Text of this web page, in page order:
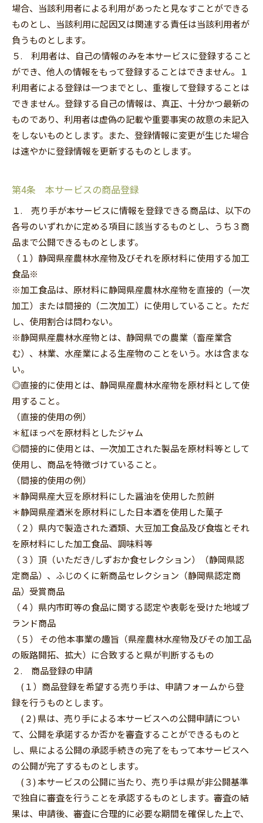
場合、当該利用者による利用があったと見なすことができる
ものとし、当該利用に起因又は関連する責任は当該利用者が
負うものとします。
５. 利用者は、自己の情報のみを本サービスに登録すること
ができ、他人の情報をもって登録することはできません。１
利用者による登録は一つまでとし、重複して登録することは
できません。登録する自己の情報は、真正、十分かつ最新の
ものであり、利用者は虚偽の記載や重要事実の故意の未記入
をしないものとします。また、登録情報に変更が生じた場合
は速やかに登録情報を更新するものとします。
第4条 本サービスの商品登録
１. 売り手が本サービスに情報を登録できる商品は、以下の
各号のいずれかに定める項目に該当するものとし、うち３商
品まで公開できるものとします。
（１）静岡県産農林水産物及びそれを原材料に使用する加工
食品※
※加工食品は、原材料に静岡県産農林水産物を直接的（一次
加工）または間接的（二次加工）に使用していること。ただ
し、使用割合は問わない。
※静岡県産農林水産物とは、静岡県での農業（畜産業含
む）、林業、水産業による生産物のことをいう。水は含まな
い。
◎直接的に使用とは、静岡県産農林水産物を原材料として使
用すること。
（直接的使用の例）
＊紅ほっぺを原材料としたジャム
◎間接的に使用とは、一次加工された製品を原材料等として
使用し、商品を特徴づけていること。
（間接的使用の例）
＊静岡県産大豆を原材料にした醤油を使用した煎餅
＊静岡県産酒米を原材料にした日本酒を使用した菓子
（２）県内で製造された酒類、大豆加工食品及び食塩とそれ
を原材料にした加工食品、調味料等
（３）頂（いただき/しずおか食セレクション）（静岡県認
定商品）、ふじのくに新商品セレクション（静岡県認定商
品）受賞商品
（４）県内市町等の食品に関する認定や表彰を受けた地域ブ
ランド商品
（５） その他本事業の趣旨（県産農林水産物及びその加工品
の販路開拓、拡大）に合致すると県が判断するもの
２. 商品登録の申請
(１）商品登録を希望する売り手は、申請フォームから登
録を行うものとします。
(２) 県は、売り手による本サービスへの公開申請につい
て、公開を承諾するか否かを審査することができるものと
し、県による公開の承認手続きの完了をもって本サービスへ
の公開が完了するものとします。
(３) 本サービスの公開に当たり、売り手は県が非公開基準
で独自に審査を行うことを承認するものとします。審査の結
果は、申請後、審査に合理的に必要な期間を確保した上で、